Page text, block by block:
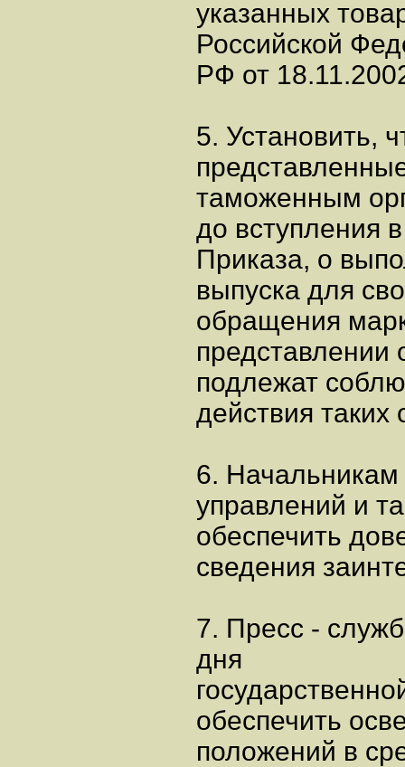
указанных
Российской
РФ от
5. Установить,
таможенным
до вступления
Приказа, о
выпуска для
обращения
представлении
подлежат
действия таких
6.
управлений и
обеспечить
сведения
7. Пресс -
дня
обеспечить
положений в